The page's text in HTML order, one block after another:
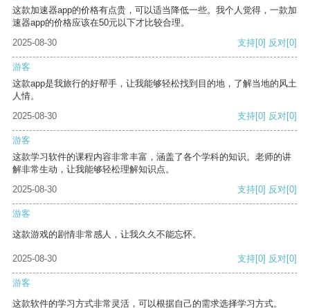
这款加速器app的价格有点贵，可以适当降低一些。我个人觉得，一款加
速器app的价格应该在50元以下才比较合理。
2025-08-30
支持[0] 反对[0]
游客
这款app是我旅行的好帮手，让我能够轻松找到目的地，了解当地的风土
人情。
2025-08-30
支持[0] 反对[0]
游客
这款学习软件的课程内容非常丰富，涵盖了各个学科的知识。老师的讲
解非常生动，让我能够轻松理解知识点。
2025-08-30
支持[0] 反对[0]
游客
这款游戏的剧情非常感人，让我久久不能忘怀。
2025-08-30 支持[0] 反对[0]
游客
这款软件的学习方式非常灵活，可以根据自己的需求选择学习方式。